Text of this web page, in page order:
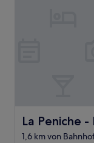
La Peniche
La Peniche -
1,6 km von